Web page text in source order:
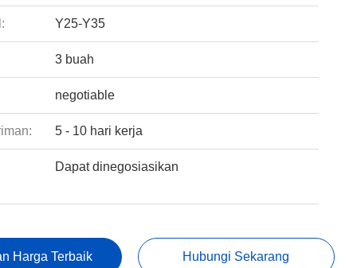
Y25-Y35
3 buah
negotiable
5 - 10 hari kerja
Dapat dinegosiasikan
Harga Terbaik Hubungi Sekarang